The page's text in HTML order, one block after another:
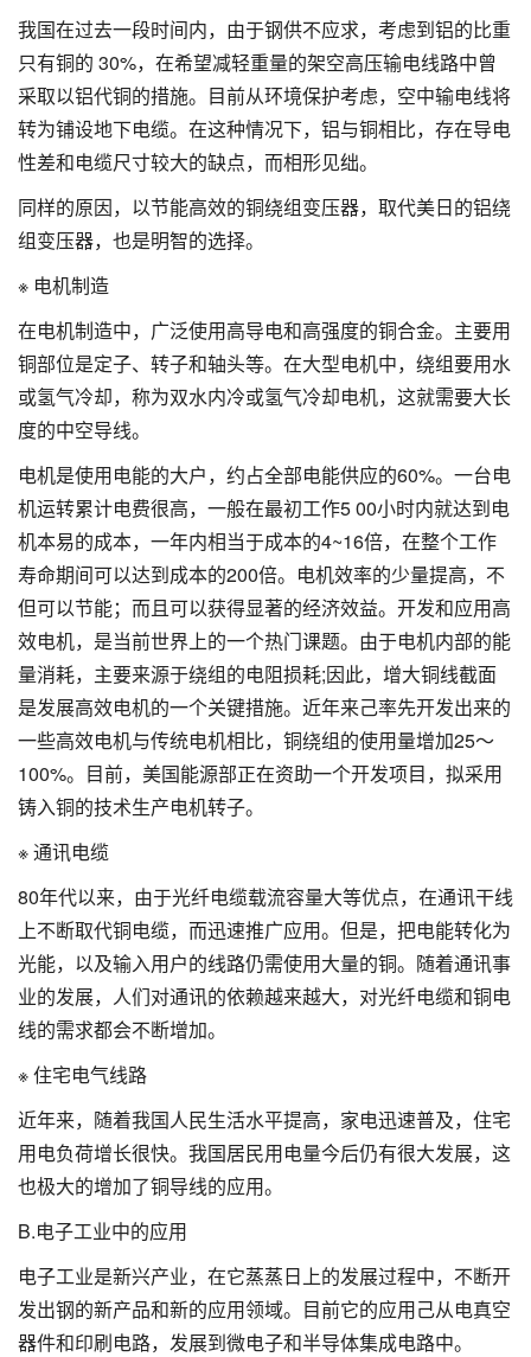
我国在过去一段时间内，由于钢供不应求，考虑到铝的比重
只有铜的 30%，在希望减轻重量的架空高压输电线路中曾
采取以铝代铜的措施。目前从环境保护考虑，空中输电线将
转为铺设地下电缆。在这种情况下，铝与铜相比，存在导电
性差和电缆尺寸较大的缺点，而相形见绌。
同样的原因，以节能高效的铜绕组变压器，取代美日的铝绕
组变压器，也是明智的选择。
※ 电机制造
在电机制造中，广泛使用高导电和高强度的铜合金。主要用
铜部位是定子、转子和轴头等。在大型电机中，绕组要用水
或氢气冷却，称为双水内冷或氢气冷却电机，这就需要大长
度的中空导线。
电机是使用电能的大户，约占全部电能供应的60%。一台电
机运转累计电费很高，一般在最初工作5 00小时内就达到电
机本易的成本，一年内相当于成本的4~16倍，在整个工作
寿命期间可以达到成本的200倍。电机效率的少量提高，不
但可以节能；而且可以获得显著的经济效益。开发和应用高
效电机，是当前世界上的一个热门课题。由于电机内部的能
量消耗，主要来源于绕组的电阻损耗;因此，增大铜线截面
是发展高效电机的一个关键措施。近年来己率先开发出来的
一些高效电机与传统电机相比，铜绕组的使用量增加25～
100%。目前，美国能源部正在资助一个开发项目，拟采用
铸入铜的技术生产电机转子。
※ 通讯电缆
80年代以来，由于光纤电缆载流容量大等优点，在通讯干线
上不断取代铜电缆，而迅速推广应用。但是，把电能转化为
光能，以及输入用户的线路仍需使用大量的铜。随着通讯事
业的发展，人们对通讯的依赖越来越大，对光纤电缆和铜电
线的需求都会不断增加。
※ 住宅电气线路
近年来，随着我国人民生活水平提高，家电迅速普及，住宅
用电负荷增长很快。我国居民用电量今后仍有很大发展，这
也极大的增加了铜导线的应用。
B.电子工业中的应用
电子工业是新兴产业，在它蒸蒸日上的发展过程中，不断开
发出钢的新产品和新的应用领域。目前它的应用己从电真空
器件和印刷电路，发展到微电子和半导体集成电路中。